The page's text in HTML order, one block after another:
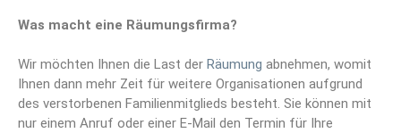
Was macht eine Räumungsfirma?
Wir möchten Ihnen die Last der Räumung abnehmen, womit
Ihnen dann mehr Zeit für weitere Organisationen aufgrund
des verstorbenen Familienmitglieds besteht. Sie können mit
nur einem Anruf oder einer E-Mail den Termin für Ihre